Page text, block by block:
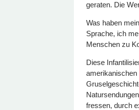
geraten. Die
Was haben
Sprache, ich
Menschen zu
Diese
amerikanischen
fressen, durch